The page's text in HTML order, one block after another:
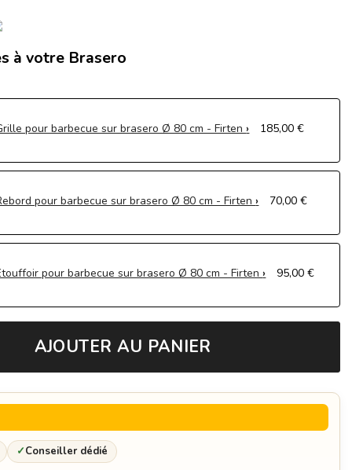
à votre Brasero
pour barbecue sur brasero Ø 80 cm - Firten 185,00 €
pour barbecue sur brasero Ø 80 cm - Firten 70,00 €
pour barbecue sur brasero Ø 80 cm - Firten 95,00 €
de protection pour brasero Ø 80 cm - Firten 190,00 €
- Firten 17,00 €
en cuir - Firten 45,00 €
à découper - Firten
AJOUTER AU PANIER
✓Conseiller dédié